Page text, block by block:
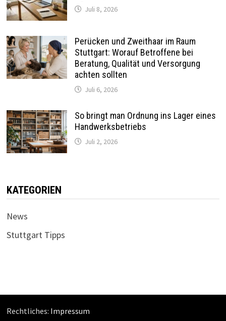
Juli 8, 2026
Perücken und Zweithaar im Raum
Stuttgart: Worauf Betroffene bei
Beratung, Qualität und Versorgung
achten sollten
Juli 6, 2026
So bringt man Ordnung ins Lager eines
Handwerksbetriebs
Juli 2, 2026
KATEGORIEN
News
Stuttgart Tipps
Rechtliches: Impressum